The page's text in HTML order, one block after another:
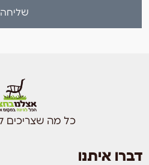
שליחה
כל מה שצריכים
דברו איתנו